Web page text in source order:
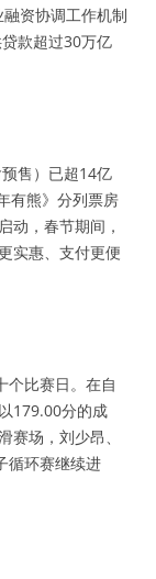
资协调工作机制
款超过30万亿
售）已超14亿
有熊》分列票房
动，春节期间，
实惠、支付更便
个比赛日。在自
179.00分的成
场，刘少昂、
循环赛继续进